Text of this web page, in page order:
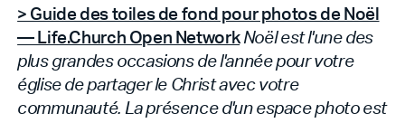
> Guide des toiles de fond pour photos de Noël
— Life.Church Open NetworkNoël est l'une des
plus grandes occasions de l'année pour votre
église de partager le Christ avec votre
communauté. La présence d'un espace photo est